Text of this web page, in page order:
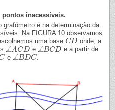
inacessíveis.
é na determinação da
Na FIGURA 10 observamos
uma base CD
CD
onde, a
∡ACD
∡ACD e ∡BCD
∡BCD e a partir de
e ∡BDC
∡BDC .